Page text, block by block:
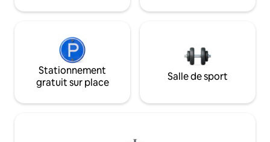
Stationnement
gratuit sur place
Salle de sport